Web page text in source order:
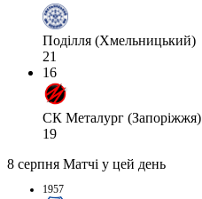
Поділля (Хмельницький)
21
16
СК Металург (Запоріжжя)
19
8 серпня Матчі у цей день
1957